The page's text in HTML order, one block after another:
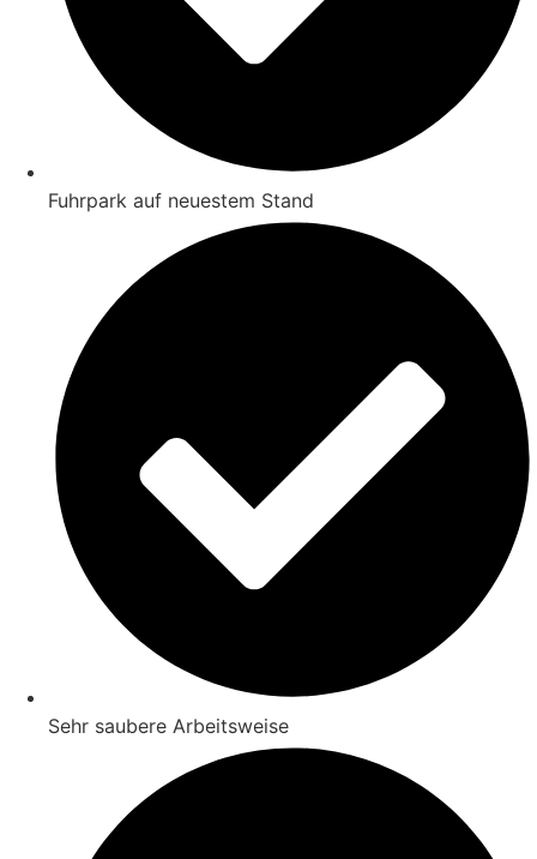
Fuhrpark auf neuestem Stand
Sehr saubere Arbeitsweise